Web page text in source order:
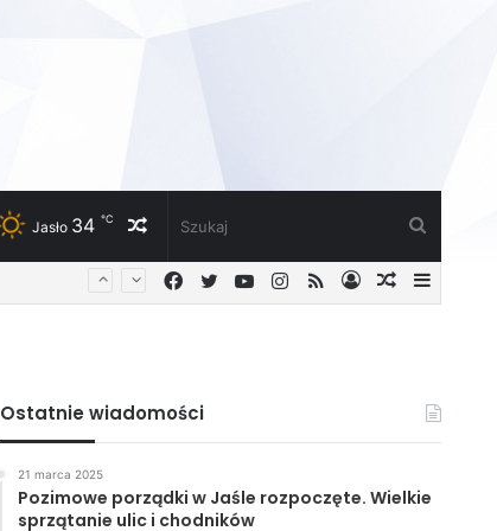
Losowy
artykuł
Jasło 34 ℃
Losowy
Zaloguj
RSS
Instagram
YouTube
Twitter
Facebook
Ostatnie wiadomości
21 marca 2025
Pozimowe porządki w Jaśle rozpoczęte. Wielkie
sprzątanie ulic i chodników